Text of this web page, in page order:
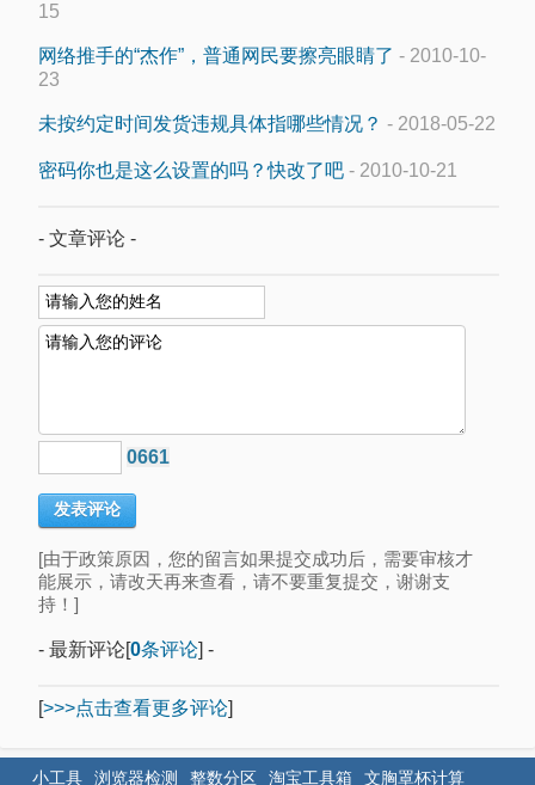
15
网络推手的“杰作”，普通网民要擦亮眼睛了 - 2010-10-
23
未按约定时间发货违规具体指哪些情况？ - 2018-05-22
密码你也是这么设置的吗？快改了吧 - 2010-10-21
- 文章评论 -
0661
[由于政策原因，您的留言如果提交成功后，需要审核才
能展示，请改天再来查看，请不要重复提交，谢谢支
持！]
- 最新评论[0条评论] -
[>>>点击查看更多评论]
小工具 浏览器检测 整数分区 淘宝工具箱 文胸罩杯计算